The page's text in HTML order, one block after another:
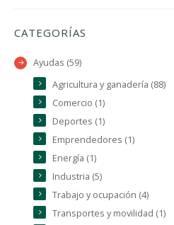
CATEGORÍAS
Ayudas (59)
Agricultura y ganadería (88)
Comercio (1)
Deportes (1)
Emprendedores (1)
Energía (1)
Industria (5)
Trabajo y ocupación (4)
Transportes y movilidad (1)